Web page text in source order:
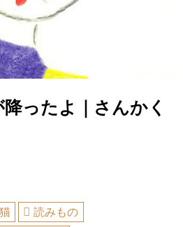
降ったよ｜さんかく
猫
読みもの